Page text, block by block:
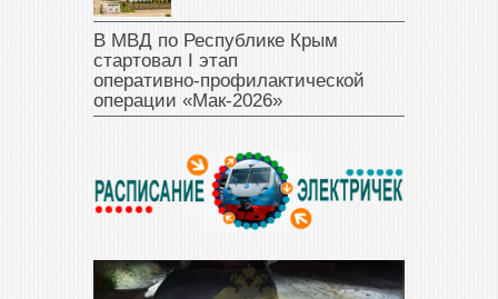
В МВД по Республике Крым
стартовал I этап
оперативно‑профилактической
операции «Мак‑2026»